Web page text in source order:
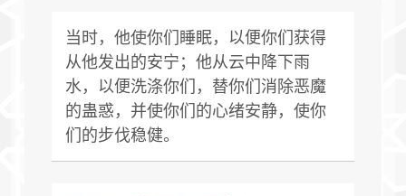
当时，他使你们睡眠，以便你们获得
从他发出的安宁；他从云中降下雨
水，以便洗涤你们，替你们消除恶魔
的蛊惑，并使你们的心绪安静，使你
们的步伐稳健。